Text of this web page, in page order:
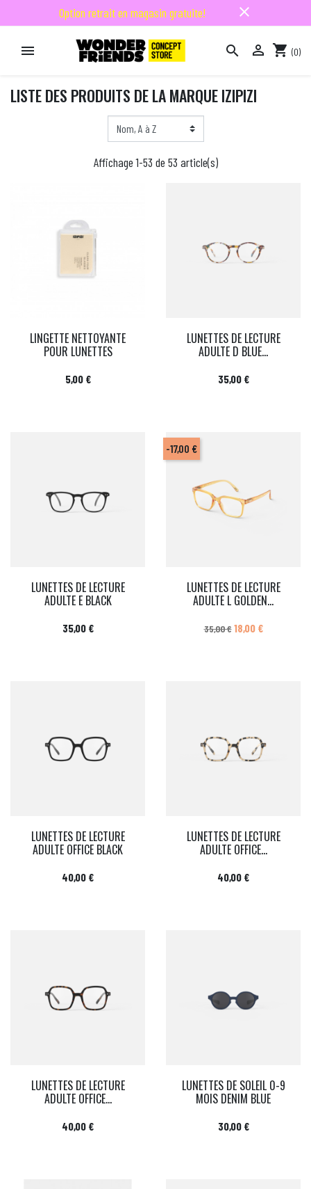
Option retrait en magasin gratuite! close
   shopping_cart (0)
LISTE DES PRODUITS DE LA MARQUE IZIPIZI
Affichage 1-53 de 53 article(s)
LINGETTE NETTOYANTE
POUR LUNETTES
Prix
5,00 €
LUNETTES DE LECTURE
ADULTE D BLUE...
Prix
35,00 €
LUNETTES DE LECTURE
ADULTE E BLACK
Prix
35,00 €
LUNETTES DE LECTURE
ADULTE L GOLDEN...
Prix de base
35,00 € Prix
18,00 €
-17,00 €
LUNETTES DE LECTURE
ADULTE OFFICE BLACK
Prix
40,00 €
LUNETTES DE LECTURE
ADULTE OFFICE...
Prix
40,00 €
LUNETTES DE LECTURE
ADULTE OFFICE...
Prix
40,00 €
LUNETTES DE SOLEIL 0-9
MOIS DENIM BLUE
Prix
30,00 €